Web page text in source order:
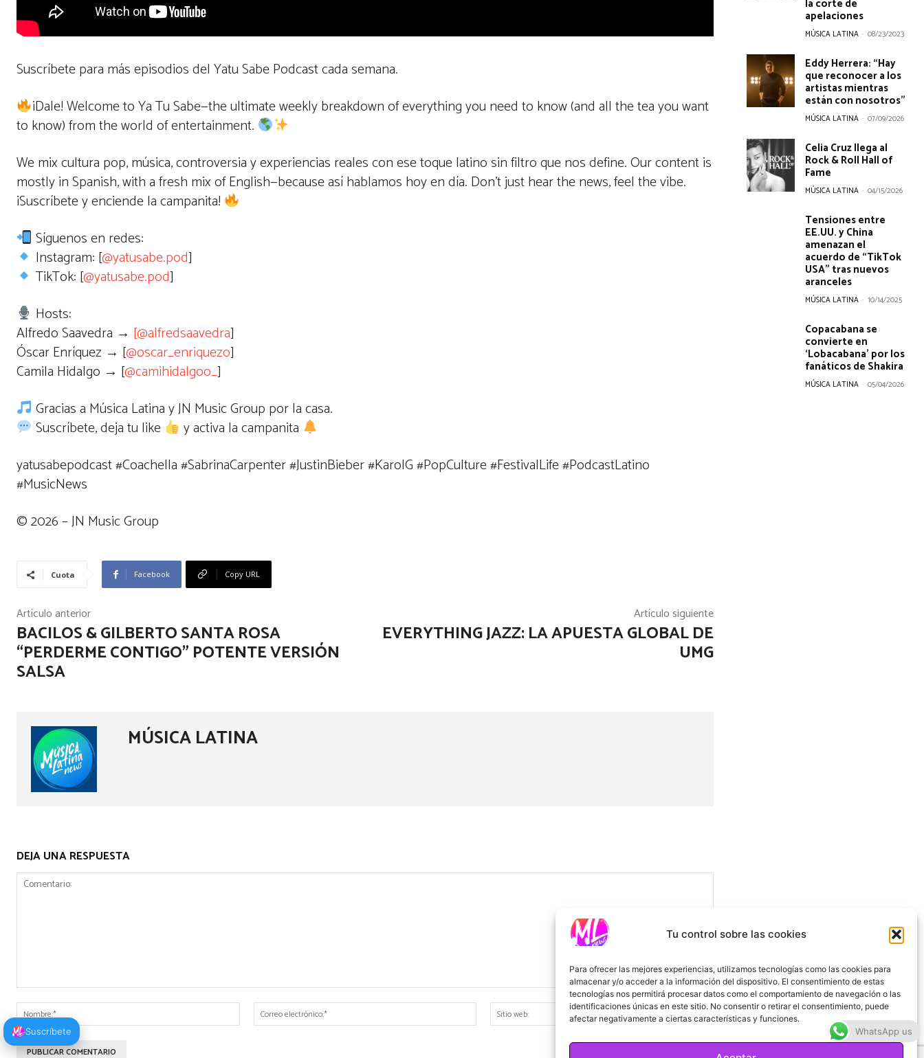
Tu control sobre las cookies
Para ofrecer las mejores experiencias, utilizamos tecnologías como las cookies para
almacenar y/o acceder a la información del dispositivo. El consentimiento de estas
tecnologías nos permitirá procesar datos como el comportamiento de navegación o las
identificaciones únicas en este sitio. No consentir o retirar el consentimiento, puede
afectar negativamente a ciertas características y funciones.
Suscríbete para más episodios del Yatu Sabe Podcast cada semana.
¡Dale! Welcome to Ya Tu Sabe—the ultimate weekly breakdown of everything you need to know (and all the tea you want
to know) from the world of entertainment.
We mix cultura pop, música, controversia y experiencias reales con ese toque latino sin filtro que nos define. Our content is
mostly in Spanish, with a fresh mix of English—because así hablamos hoy en día. Don’t just hear the news, feel the vibe.
¡Suscríbete y enciende la campanita!
Síguenos en redes:
Instagram: [@yatusabe.pod]
TikTok: [@yatusabe.pod]
Hosts:
Alfredo Saavedra → [@alfredsaavedra]
Óscar Enríquez → [@oscar_enriquezo]
Camila Hidalgo → [@camihidalgoo_]
Gracias a Música Latina y JN Music Group por la casa.
Suscríbete, deja tu like
y activa la campanita
yatusabepodcast #Coachella #SabrinaCarpenter #JustinBieber #KarolG #PopCulture #FestivalLife #PodcastLatino
#MusicNews
©️ 2026 – JN Music Group
Cuota Facebook Copy URL
Artículo anterior
BACILOS & GILBERTO SANTA ROSA
“PERDERME CONTIGO” POTENTE VERSIÓN
SALSA
Artículo siguiente
EVERYTHING JAZZ: LA APUESTA GLOBAL DE
UMG
MÚSICA LATINA
DEJA UNA RESPUESTA
Nombre:*
Correo
electrónico:*
Sitio
web:
la corte de
apelaciones
MÚSICA LATINA - 08/23/2023
Eddy Herrera: “Hay
que reconocer a los
artistas mientras
están con nosotros”
MÚSICA LATINA - 07/09/2026
Celia Cruz llega al
Rock & Roll Hall of
Fame
MÚSICA LATINA - 04/15/2026
Tensiones entre
EE.UU. y China
amenazan el
acuerdo de “TikTok
USA” tras nuevos
aranceles
MÚSICA LATINA - 10/14/2025
Copacabana se
convierte en
‘Lobacabana’ por los
fanáticos de Shakira
MÚSICA LATINA - 05/04/2026
Suscríbete WhatsApp us